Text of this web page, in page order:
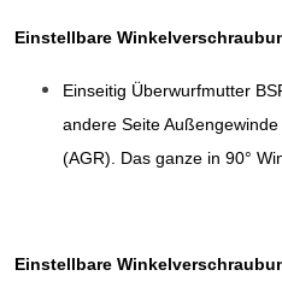
Einstellbare
Einseitig Überwurfmutter
andere Seite
(AGR). Das ganze in 90°
Einstellbare